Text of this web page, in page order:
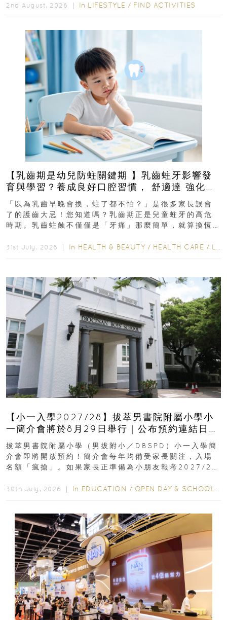
2nd August, 2026 ｜ In LIFESTYLE / FIND ACTIVITIES
【乳齒期是幼兒防蛀關鍵期 】乳齒蛀牙影響發
育與學習？養成良好口腔習慣， 舒適達 強化琺
瑯質 兒童牙膏防護指南
「以為乳齒早晚會換，蛀了都不怕？」是很多家長誤會
了的護齒大忌！您知道嗎？乳齒期正是兒童蛀牙的高危
時期。乳齒蛀蝕不僅僅是「牙痛」那麼簡單，就算換恆
31st July, 2026 ｜ In HEALTH & BEAUTY / HEALTH CARE / LIFESTYLE
【小一入學2027/28】拔萃男書院附屬小學小
一簡介會將於8月29日舉行｜公布預約連結日期
｜更設有網上重溫
拔萃男書院附屬小學（男拔附小／DBSPD）小一入學簡
介會即將開放預約！簡介會每年均備受家長關注，入場
名額「瘋搶」。如果家長正準備為小朋友報考2027/28
30th July, 2026 ｜ In EDUCATION / OPEN DAY & SCHOOL EVENTS